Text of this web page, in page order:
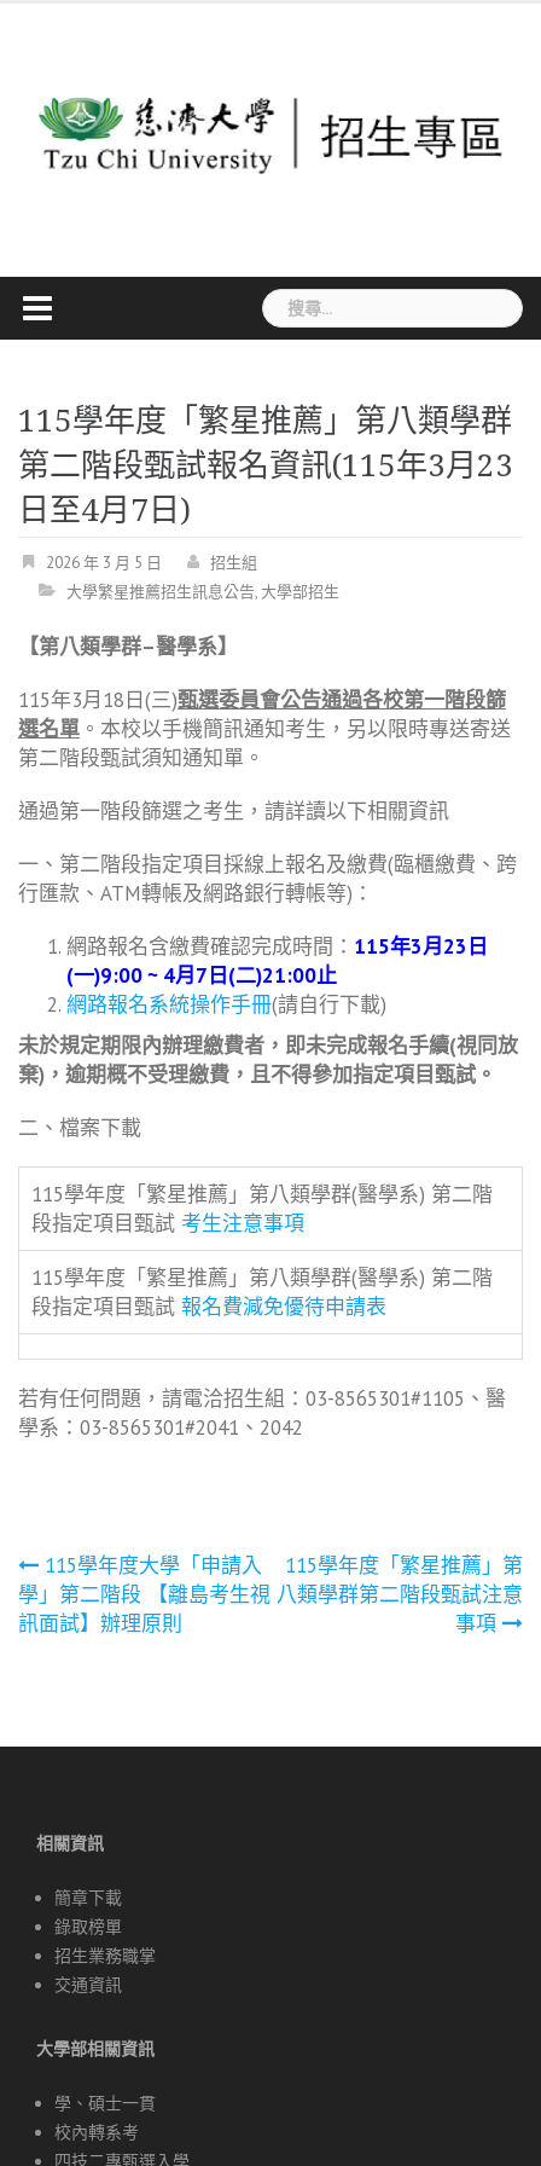
搜
尋
字:
115學年度「繁星推薦」第八類學群
第二階段甄試報名資訊(115年3月23
日至4月7日)
2026 年 3 月 5 日
招生組
大學繁星推薦招生訊息公告,大學部招生
【第八類學群–醫學系】
115年3月18日(三)甄選委員會公告通過各校第一階段篩
選名單 。本校以手機簡訊通知考生，另以限時專送寄送
第二階段甄試須知通知單。
通過第一階段篩選之考生，請詳讀以下相關資訊
一、第二階段指定項目採線上報名及繳費(臨櫃繳費、跨
行匯款、ATM轉帳及網路銀行轉帳等)：
網路報名含繳費確認完成時間： 115年3月23日
(一)9:00 ~ 4月7日(二)21:00止
網路報名系統操作手冊(請自行下載)
未於規定期限內辦理繳費者，即未完成報名手續(視同放
棄)，逾期概不受理繳費，且不得參加指定項目甄試。
二、檔案下載
115學年度「繁星推薦」第八類學群(醫學系) 第二階
段指定項目甄試 考生注意事項
115學年度「繁星推薦」第八類學群(醫學系) 第二階
段指定項目甄試 報名費減免優待申請表
若有任何問題，請電洽招生組：03-8565301#1105、醫
學系：03-8565301#2041、2042
文
章
覽
115學年度大學「申請入
學」第二階段 【離島考生視
訊面試】辦理原則
115學年度「繁星推薦」第
八類學群第二階段甄試注意
事項
相關資訊
簡章下載
錄取榜單
招生業務職掌
交通資訊
大學部相關資訊
學、碩士一貫
校內轉系考
四技二專甄選入學